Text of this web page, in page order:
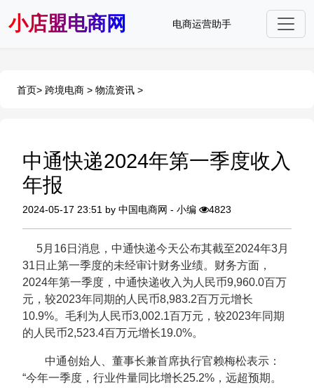
小店盟电商网 电商运营助手
首页> 跨境电商 > 物流资讯 >
中通快递2024年第一季度收入
年报
2024-05-17 23:51 by 中国电商网 - 小编 4823
5月16日消息，中通快递今天公布其截至2024年3月
31日止第一季度的未经审计财务业绩。财务方面，
2024年第一季度，中通快递收入为人民币9,960.0百万
元，较2023年同期的人民币8,983.2百万元增长
10.9%。毛利为人民币3,002.1百万元，较2023年同期
的人民币2,523.4百万元增长19.0%。
中通创始人、董事长兼首席执行官赖梅松表示：
“今年一季度，行业件量同比增长25.2%，远超预期。